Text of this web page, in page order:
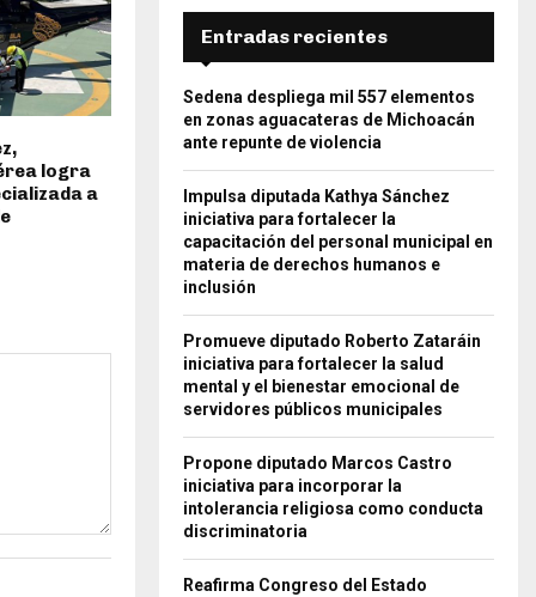
logra
a
Entradas recientes
Sedena despliega mil 557 elementos
en zonas aguacateras de Michoacán
ante repunte de violencia
Impulsa diputada Kathya Sánchez
iniciativa para fortalecer la
capacitación del personal municipal en
materia de derechos humanos e
inclusión
Promueve diputado Roberto Zataráin
iniciativa para fortalecer la salud
mental y el bienestar emocional de
servidores públicos municipales
Propone diputado Marcos Castro
iniciativa para incorporar la
intolerancia religiosa como conducta
discriminatoria
Reafirma Congreso del Estado